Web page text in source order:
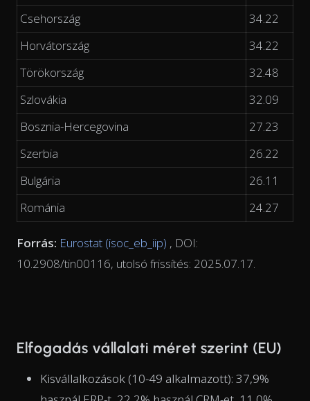
Csehország
34.22
Horvátország
34.22
Törökország
32.48
Szlovákia
32.09
Bosznia-Hercegovina
27.23
Szerbia
26.22
Bulgária
26.11
Románia
24.27
Forrás: Eurostat (isoc_eb_iip) , DOI:
10.2908/tin00116, utolsó frissítés: 2025.07.17.
Elfogadás vállalati méret szerint (EU)
Kisvállalkozások (10-49 alkalmazott): 37,9%